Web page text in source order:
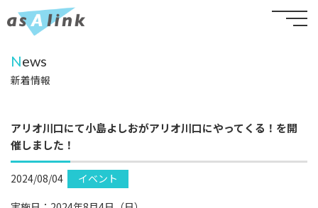
News
新着情報
アリオ川口にて小島よしおがアリオ川口にやってくる！を開
催しました！
2024/08/04
イベント